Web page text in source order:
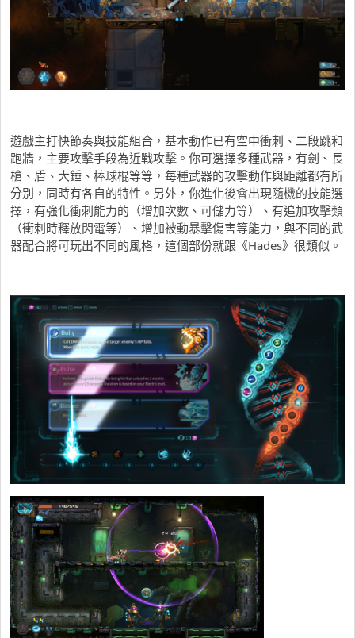
遊戲主打快節奏與技能組合，基本動作已有空中衝刺、二段跳和
跑牆，主要攻擊手段為近戰攻擊。你可選擇多種武器，有劍、長
槍、盾、大錘、棒球棍等等，每種武器的攻擊動作與距離都有所
分別，同時有各自的特性。另外，你進化後會出現隨機的技能選
擇，有強化衝刺能力的（增加次數、可儲力等）、有追加攻擊類
（衝刺時釋放閃電等）、增加被動暴擊傷害等能力，與不同的武
器配合將可玩出不同的風格，這個部份就跟《Hades》很類似。